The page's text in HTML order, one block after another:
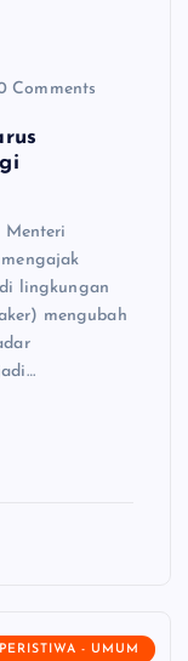
Comments
Menteri
lingkungan
mengubah
PERISTIWA - UMUM